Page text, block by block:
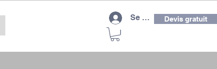
Se connecterDevis gratuit